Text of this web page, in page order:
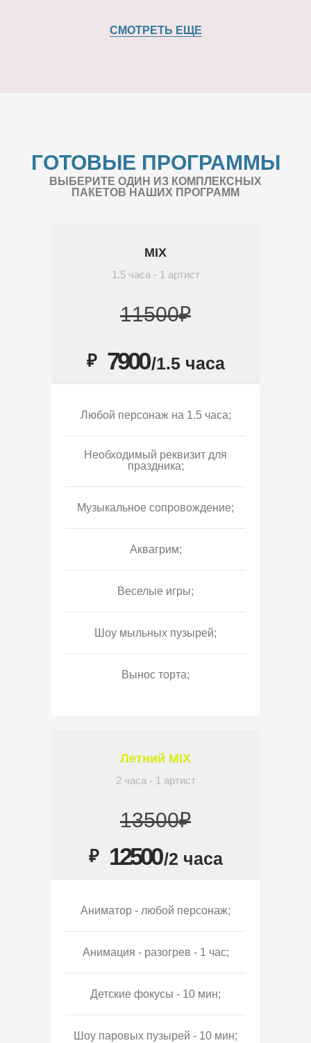
СМОТРЕТЬ ЕЩЕ
ГОТОВЫЕ ПРОГРАММЫ
ВЫБЕРИТЕ ОДИН ИЗ КОМПЛЕКСНЫХ
ПАКЕТОВ НАШИХ ПРОГРАММ
MIX
1.5 часа - 1 артист
11500₽
₽ 7900/1.5 часа
Любой персонаж на 1.5 часа;
Необходимый реквизит для
праздника;
Музыкальное сопровождение;
Аквагрим;
Веселые игры;
Шоу мыльных пузырей;
Вынос торта;
Летний MIX
2 часа - 1 артист
13500₽
₽ 12500/2 часа
Аниматор - любой персонаж;
Анимация - разогрев - 1 час;
Детские фокусы - 10 мин;
Шоу паровых пузырей - 10 мин;